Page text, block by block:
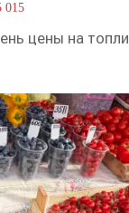
015
цены на